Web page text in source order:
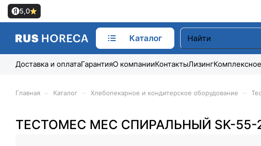
5,0
Каталог
Доставка и оплатаГарантияО компанииКонтактыЛизинг
Главная Каталог Хлебопекарное и кондитерское оборудование
ТЕСТОМЕС MEC СПИРАЛЬНЫЙ SK-